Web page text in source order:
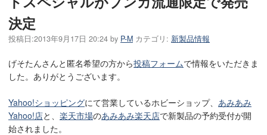
決定
投稿日:2013年9月17日 20:24 by P-M カテゴリ: 新製品情報
げそたんさんと匿名希望の方から投稿フォームで情報をいただきま
した。ありがとうございます。
Yahoo!ショッピングにて営業しているホビーショップ、 あみあみ
Yahoo!店と、 楽天市場のあみあみ楽天店で新製品の予約受付が開
始されました。